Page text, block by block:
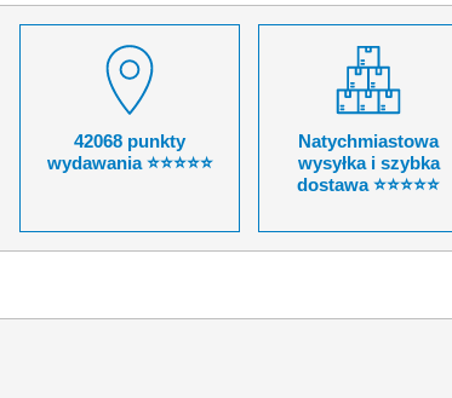
42068 punkty
wydawania ⭐⭐⭐⭐⭐
Natychmiastowa
wysyłka i szybka
dostawa ⭐⭐⭐⭐⭐